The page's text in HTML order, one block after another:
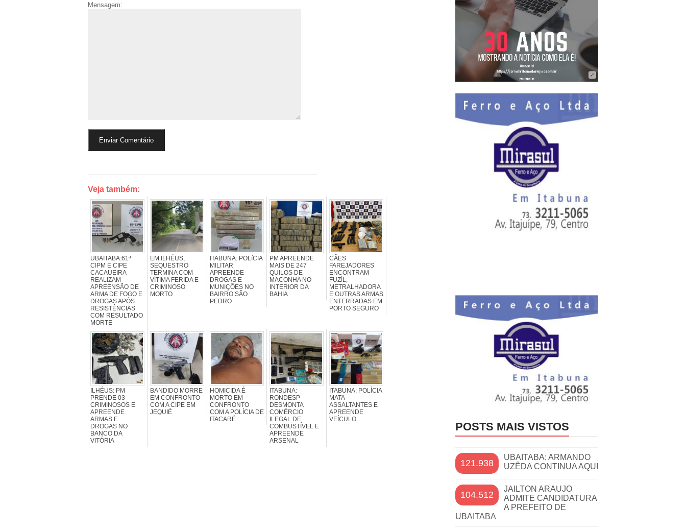
Mensagem:
Veja também:
UBAITABA:61ª
CIPM E CIPE
CACAUEIRA
REALIZAM
APREENSÃO DE
ARMA DE FOGO E
DROGAS APÓS
RESISTÊNCIAS
COM RESULTADO
MORTE
EM ILHÉUS,
SEQUESTRO
TERMINA COM
VÍTIMA FERIDA E
CRIMINOSO
MORTO
ITABUNA: POLíCIA
MILITAR
APREENDE
DROGAS E
MUNIÇÕES NO
BAIRRO SÃO
PEDRO
PM APREENDE
MAIS DE 247
QUILOS DE
MACONHA NO
INTERIOR DA
BAHIA
CÃES
FAREJADORES
ENCONTRAM
FUZÍL,
METRALHADORA
E OUTRAS ARMAS
ENTERRADAS EM
PORTO SEGURO
ILHÉUS: PM
PRENDE 03
CRIMINOSOS E
APREENDE
ARMAS E
DROGAS NO
BANCO DA
VITÓRIA
BANDIDO MORRE
EM CONFRONTO
COM A CIPE EM
JEQUIÉ
HOMICIDA É
MORTO EM
CONFRONTO
COM A POLÍCIA DE
ITACARÉ
ITABUNA:
RONDESP
DESMONTA
COMÉRCIO
ILEGAL DE
COMBUSTÍVEL E
APREENDE
ARSENAL
ITABUNA: POLÍCIA
MATA
ASSALTANTES E
APREENDE
VEÍCULO
POSTS MAIS VISTOS
121.938
UBAITABA: ARMANDO
UZÊDA CONTINUA AQUI
104.512
JAILTON ARAUJO
ADMITE CANDIDATURA
A PREFEITO DE
UBAITABA